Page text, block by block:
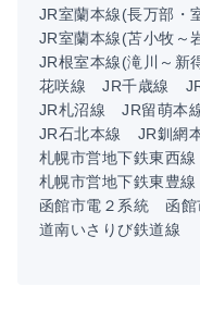
JR室蘭本線(長万部・
JR室蘭本線(苫小牧～
JR根室本線(滝川～新
花咲線
JR千歳線
JR札沼線
JR留萌本
JR石北本線
JR釧網
札幌市営地下鉄東西線
札幌市営地下鉄東豊線
函館市電２系統
函
道南いさりび鉄道線